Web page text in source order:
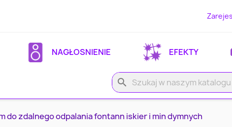
NAGŁOSNIENIE EFEKTY
search
do zdalnego odpalania fontann iskier i min dymnych